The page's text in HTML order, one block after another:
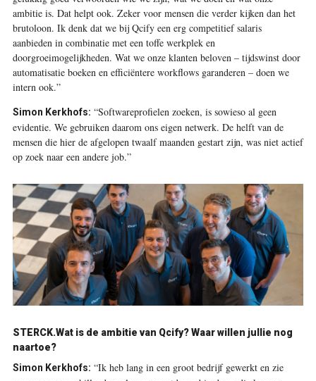
ambitie is. Dat helpt ook. Zeker voor mensen die verder kijken dan het
brutoloon. Ik denk dat we bij Qcify een erg competitief salaris
aanbieden in combinatie met een toffe werkplek en
doorgroeimogelijkheden. Wat we onze klanten beloven – tijdswinst door
automatisatie boeken en efficiëntere workflows garanderen – doen we
intern ook.”
Simon Kerkhofs: “Softwareprofielen zoeken, is sowieso al geen
evidentie. We gebruiken daarom ons eigen netwerk. De helft van de
mensen die hier de afgelopen twaalf maanden gestart zijn, was niet actief
op zoek naar een andere job.”
STERCK.Wat is de ambitie van Qcify? Waar willen jullie nog
naartoe?
Simon Kerkhofs: “Ik heb lang in een groot bedrijf gewerkt en zie